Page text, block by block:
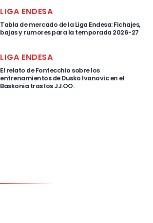
LIGA ENDESA
Tabla de mercado de la Liga Endesa: Fichajes,
bajas y rumores para la temporada 2026-27
LIGA ENDESA
El relato de Fontecchio sobre los
entrenamientos de Dusko Ivanovic en el
Baskonia tras los JJ.OO.